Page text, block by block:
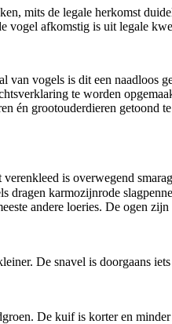
mits de legale herkomst
afkomstig is uit legale
van vogels is dit een
te worden
én grootouderdieren getoond
is overwegend
dragen karmozijnrode
andere loeries. De ogen
De snavel is doorgaans
De kuif is korter en